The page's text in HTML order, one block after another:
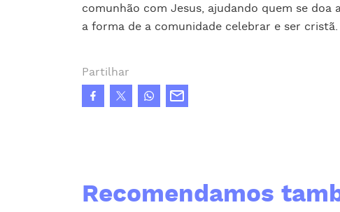
comunhão com Jesus, ajudando quem se
a forma de a comunidade celebrar e ser cristã.
Partilhar
Recomendamos